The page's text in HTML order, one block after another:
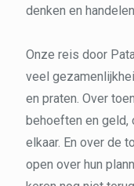
denken en
Onze reis door
veel
en praten. Over
behoeften en
elkaar. En over de
open over hun